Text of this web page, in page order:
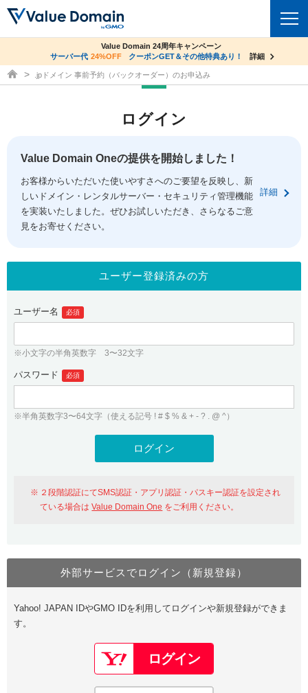
ドメイントップ
ドメイン移管
ドメイン価格一覧
ドメイン一括検索
.jpドメインオークション
gTLDオークション NEW!
.jpドメインバックオーダー
プレミアムドメイン
人気ドメインの種類
WHOIS検索
コアサーバー
バリューサーバー
XREA
セキュリティトップ
Value Domain ネットde診断
SSL証明書
サービストップ
お得意様割引
紹介制度
バリュードメインAPI
ドメイン・ホスティングOEM
facebook
ログイン
従来のバリュードメインをご利用希望の方
Value Domainにログイン
おすすめ One レンタルサーバーを含む最新の機能を使う方
Value Domain Oneにログイン
Google
GMO ID Amazon
ユーザー登録
Value Domain Oneアカウント作成
以下でも登録可能
Google Yahoo!
co.jpドメイン✕コアサーバーV2ビジネス応援キャンペーン
サーバー料金1年間無料
詳細
Value Domain 24周年キャンペーン
サーバー代 24%OFF クーポンGET＆その他特典あり！ 詳細
ドメイン取得ならバリュードメイン
.jpドメイン 事前予約（バックオーダー）のお申込み
ログイン
Value Domain Oneの提供を開始しました！
お客様からいただいた使いやすさへのご要望を反映し、新
しいドメイン・レンタルサーバー・セキュリティ管理機能
を実装いたしました。ぜひお試しいただき、さらなるご意
見をお寄せください。
詳細
ユーザー登録済みの方
ユーザー名 必須
※小文字の半角英数字 3〜32文字
パスワード 必須
※半角英数字3〜64文字（使える記号 ! # $ % & + - ? . @ ^）
２段階認証にてSMS認証・アプリ認証・パスキー認証を設定され
ている場合はValue Domain One をご利用ください。
外部サービスでログイン（新規登録）
Yahoo! JAPAN IDやGMO IDを利用してログインや新規登録ができま
す。